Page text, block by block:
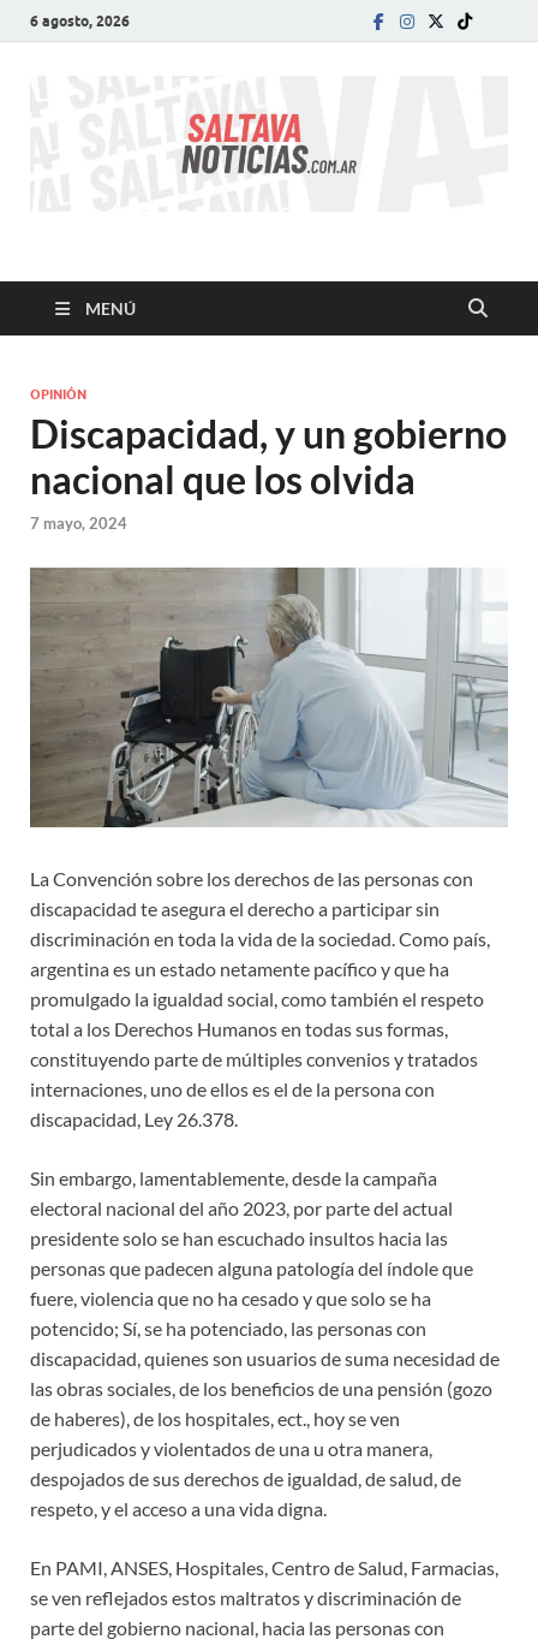
6 agosto, 2026
SALTA VA!
MENÚ
OPINIÓN
Discapacidad, y un gobierno
nacional que los olvida
7 mayo, 2024
La Convención sobre los derechos de las personas con
discapacidad te asegura el derecho a participar sin
discriminación en toda la vida de la sociedad. Como país,
argentina es un estado netamente pacífico y que ha
promulgado la igualdad social, como también el respeto
total a los Derechos Humanos en todas sus formas,
constituyendo parte de múltiples convenios y tratados
internaciones, uno de ellos es el de la persona con
discapacidad, Ley 26.378.
Sin embargo, lamentablemente, desde la campaña
electoral nacional del año 2023, por parte del actual
presidente solo se han escuchado insultos hacia las
personas que padecen alguna patología del índole que
fuere, violencia que no ha cesado y que solo se ha
potencido; Sí, se ha potenciado, las personas con
discapacidad, quienes son usuarios de suma necesidad de
las obras sociales, de los beneficios de una pensión (gozo
de haberes), de los hospitales, ect., hoy se ven
perjudicados y violentados de una u otra manera,
despojados de sus derechos de igualdad, de salud, de
respeto, y el acceso a una vida digna.
En PAMI, ANSES, Hospitales, Centro de Salud, Farmacias,
se ven reflejados estos maltratos y discriminación de
parte del gobierno nacional, hacia las personas con